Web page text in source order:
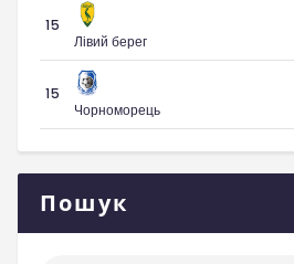
15
Лівий берег
15
Чорноморець
Пошук